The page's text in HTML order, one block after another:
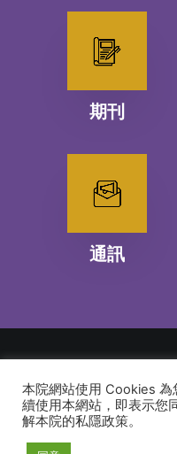
期刊
通訊
© 2026 建道神學院
本院網站使用 Cookies
續使用本網站，即表示您
解本院的私隱政策。